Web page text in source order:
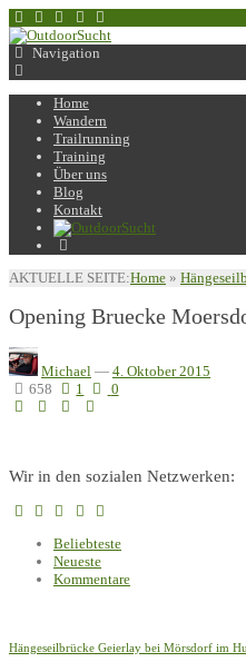
Navigation
Home
Wandern
Trailrunning
Training
Über uns
Blog
Kontakt
AKTUELLE SEITE:Home »
Opening Bruecke
Michael — 4. Oktober 2015
658
1 0
Wir in den sozialen Netzwerken:
Beliebteste
Neueste
Kommentare
Hängeseilbrücke Geierlay bei Mörsdorf im